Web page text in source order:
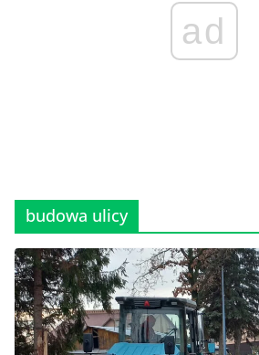
ad
budowa ulicy